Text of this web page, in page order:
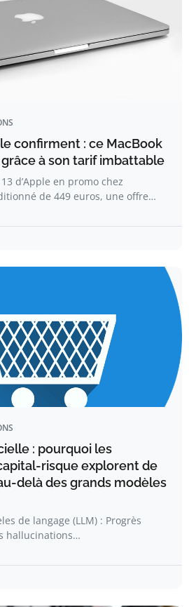
confirment : ce MacBook
à son tarif imbattable
d’Apple en promo chez
de 449 euros, une offre…
: pourquoi les
risque explorent de
delà des grands modèles
de langage (LLM) : Progrès
hallucinations…